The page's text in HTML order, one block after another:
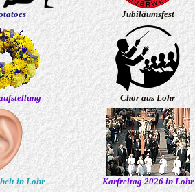
Jubiläumsfest
Chor aus Lohr
in Lohr Karfreitag 2026 in Lohr